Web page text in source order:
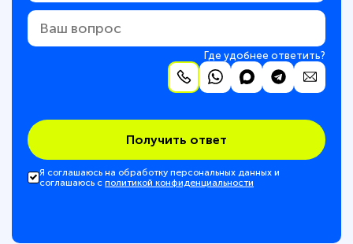
Где удобнее ответить?
Получить ответ
Я соглашаюсь на обработку персональных данных и
соглашаюсь с политикой конфиденциальности